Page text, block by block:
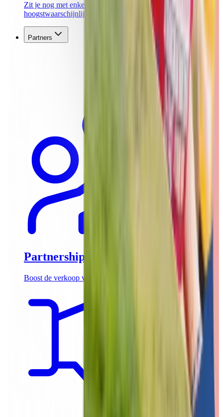
Zit je nog met enkele vragen? Hier vind je
hoogstwaarschijnlijk het antwoord!
Partners
Partnerships
Boost de verkoop van jouw teambuilding activiteiten